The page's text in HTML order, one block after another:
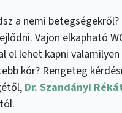
a nemi
Vajon elkapható
el lehet kapni
kór? Rengeteg
Dr. Szandányi